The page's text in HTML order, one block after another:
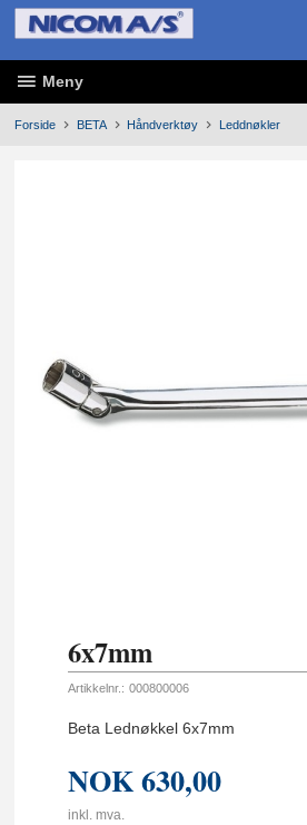
Gå
innholdet
Meny
Forside BETA Håndverktøy Leddnøkler
6x7mm
Artikkelnr.: 000800006
Beta Lednøkkel 6x7mm
NOK630,00
inkl. mva.